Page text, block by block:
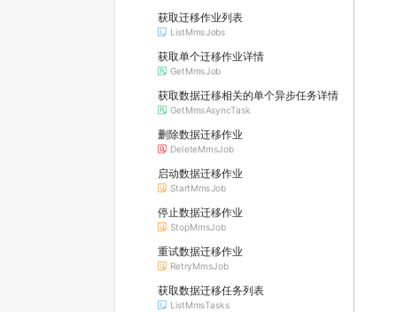
获取迁移作业列表
ListMmsJobs
获取单个迁移作业详情
GetMmsJob
获取数据迁移相关的单个异步任务详情
GetMmsAsyncTask
删除数据迁移作业
DeleteMmsJob
启动数据迁移作业
StartMmsJob
停止数据迁移作业
StopMmsJob
重试数据迁移作业
RetryMmsJob
获取数据迁移任务列表
ListMmsTasks